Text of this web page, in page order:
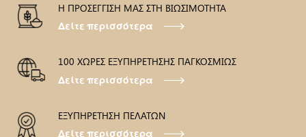
Η ΠΡΟΣΕΓΓΙΣΗ ΜΑΣ ΣΤΗ ΒΙΩΣΙΜΟΤΗΤΑ
Δείτε περισσότερα
100 ΧΩΡΕΣ ΕΞΥΠΗΡΕΤΗΣΗΣ ΠΑΓΚΟΣΜΙΩΣ
Δείτε περισσότερα
ΕΞΥΠΗΡΕΤΗΣΗ ΠΕΛΑΤΩΝ
Δείτε περισσότερα